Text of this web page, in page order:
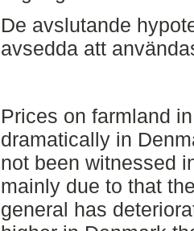
De avslutande
avsedda att
Prices on farmland
dramatically in
not been witnessed
mainly due to that
general has